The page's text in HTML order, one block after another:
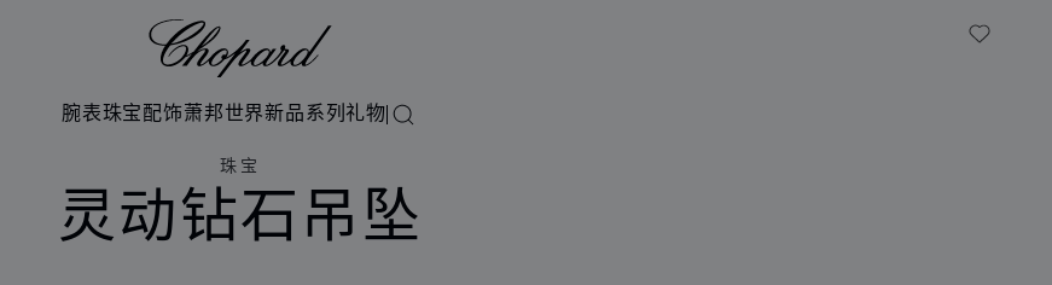
My
腕表珠宝配饰萧邦世界新品系列礼物搜索
珠宝
灵动钻石吊坠